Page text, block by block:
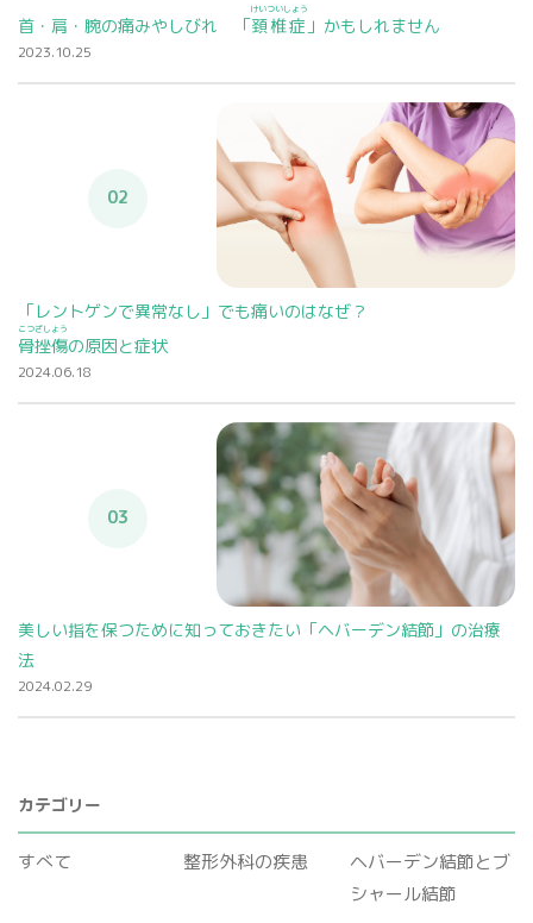
首・肩・腕の痛みやしびれ 「頚椎症
けいついしょう
」かもしれません
2023.10.25
02
「レントゲンで異常なし」でも痛いのはなぜ？
骨挫傷
こつざしょう
の原因と症状
2024.06.18
03
美しい指を保つために知っておきたい「ヘバーデン結節」の治療
法
2024.02.29
カテゴリー
すべて 整形外科の疾患
ヘバーデン結節とブ
シャール結節